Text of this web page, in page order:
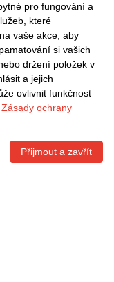
Pánské Claudio
#6 Tmavě Modrá
Daleko Hráčské
26 Dres
pro fungování a
které
vaše akce, aby
si vašich
držení položek v
a jejich
ovlivnit funkčnost
Zásady ochrany
Přijmout a zavřít